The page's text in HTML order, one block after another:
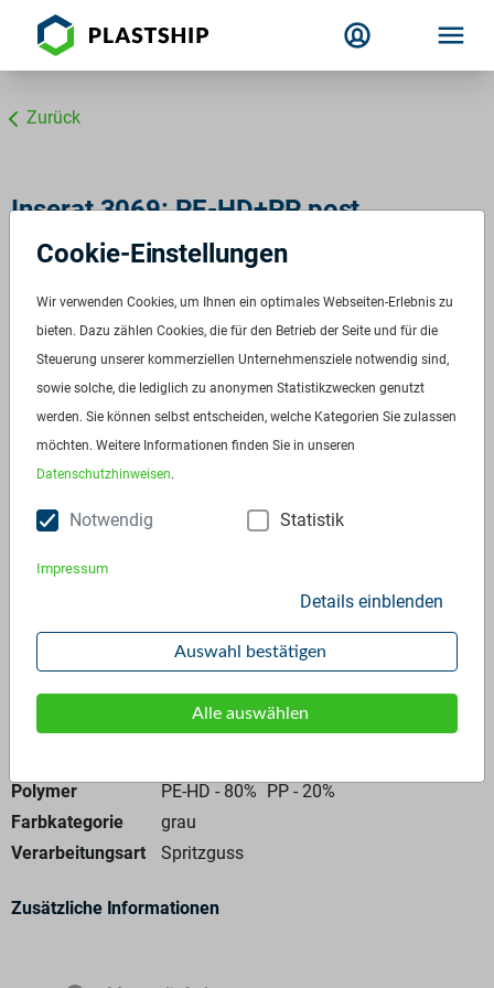
Zurück
Inserat 3069: PE-HD+PP post
consumer grau
HDPO 100
ID:3069
Verfügbar ab:Sofort
Frequenz:Auf Anfrage
Menge:Auf Anfrage
Preis:Auf Anfrage
Anfrage stellen
Polymer
PE-HD - 80% PP - 20%
Farbkategorie
grau
Verarbeitungsart
Spritzguss
Zusätzliche Informationen
Cookie-Einstellungen
Wir verwenden Cookies, um Ihnen ein optimales Webseiten-Erlebnis zu
bieten. Dazu zählen Cookies, die für den Betrieb der Seite und für die
Steuerung unserer kommerziellen Unternehmensziele notwendig sind,
sowie solche, die lediglich zu anonymen Statistikzwecken genutzt
werden. Sie können selbst entscheiden, welche Kategorien Sie zulassen
möchten. Weitere Informationen finden Sie in unseren
Datenschutzhinweisen.
Notwendig Statistik
Impressum
Details einblenden
Auswahl bestätigen
Alle auswählen